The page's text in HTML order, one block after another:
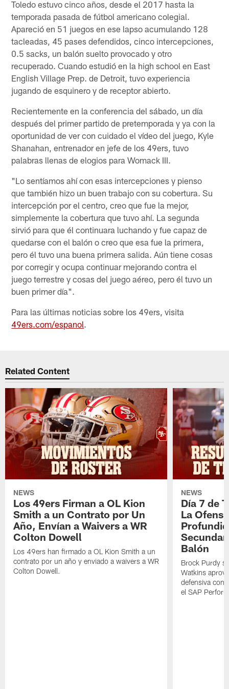
Toledo estuvo cinco años, desde el 2017 hasta la
temporada pasada de fútbol americano colegial.
Apareció en 51 juegos en ese lapso acumulando 128
tacleadas, 45 pases defendidos, cinco intercepciones,
0.5 sacks, un balón suelto provocado y otro
recuperado. Cuando estudió en la high school en East
English Village Prep. de Detroit, tuvo experiencia
jugando de esquinero y de receptor abierto.
Recientemente en la conferencia del sábado, un día
después del primer partido de pretemporada y ya con la
oportunidad de ver con cuidado el vídeo del juego, Kyle
Shanahan, entrenador en jefe de los 49ers, tuvo
palabras llenas de elogios para Womack III.
"Lo sentíamos ahí con esas intercepciones y pienso
que también hizo un buen trabajo con su cobertura. Su
intercepción por el centro, creo que fue la mejor,
simplemente la cobertura que tuvo ahí. La segunda
sirvió para que él continuara luchando y fue capaz de
quedarse con el balón o creo que esa fue la primera,
pero él tuvo una buena primera salida. Aún tiene cosas
por corregir y ocupa continuar mejorando contra el
juego terrestre y cosas del juego aéreo, pero él tuvo un
buen primer día".
Para las últimas noticias sobre los 49ers, visita
49ers.com/espanol.
Related Content
NEWS
Los 49ers Firman a OL Kion
Smith a un Contrato por Un
Año, Envían a Waivers a WR
Colton Dowell
Los 49ers han firmado a OL Kion Smith a un
contrato por un año y enviado a waivers a WR
Colton Dowell.
NEWS
Día 7 de
La
Balón
Brock Purdy
Watkins
defensiva
el SAP